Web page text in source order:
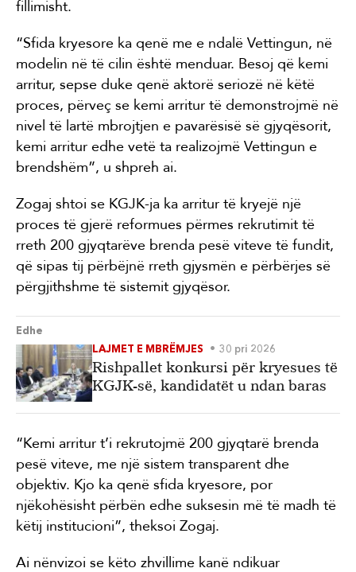
fillimisht.
“Sfida kryesore ka qenë me e ndalë Vettingun, në
modelin në të cilin është menduar. Besoj që kemi
arritur, sepse duke qenë aktorë seriozë në këtë
proces, përveç se kemi arritur të demonstrojmë në
nivel të lartë mbrojtjen e pavarësisë së gjyqësorit,
kemi arritur edhe vetë ta realizojmë Vettingun e
brendshëm”, u shpreh ai.
Zogaj shtoi se KGJK-ja ka arritur të kryejë një
proces të gjerë reformues përmes rekrutimit të
rreth 200 gjyqtarëve brenda pesë viteve të fundit,
që sipas tij përbëjnë rreth gjysmën e përbërjes së
përgjithshme të sistemit gjyqësor.
Edhe
LAJMET E MBRËMJES
30 pri 2026
Rishpallet konkursi për kryesues të
KGJK-së, kandidatët u ndan baras
“Kemi arritur t’i rekrutojmë 200 gjyqtarë brenda
pesë viteve, me një sistem transparent dhe
objektiv. Kjo ka qenë sfida kryesore, por
njëkohësisht përbën edhe suksesin më të madh të
këtij institucioni”, theksoi Zogaj.
Ai nënvizoi se këto zhvillime kanë ndikuar